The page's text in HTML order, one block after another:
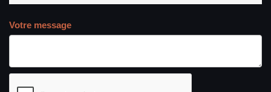
Votre message